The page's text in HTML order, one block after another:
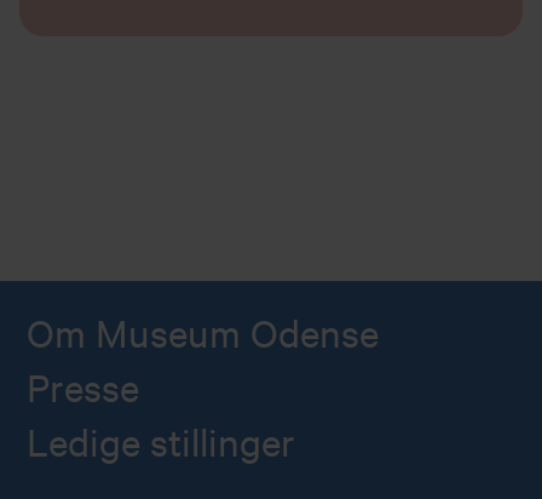
Køb årskort
Om Museum Odense
Presse
Ledige stillinger